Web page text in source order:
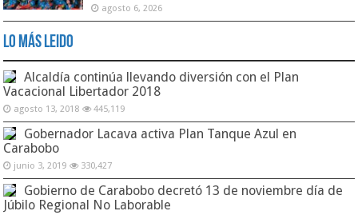
agosto 6, 2026
Lo Más Leido
Alcaldía continúa llevando diversión con el Plan
Vacacional Libertador 2018
agosto 13, 2018 445,119
Gobernador Lacava activa Plan Tanque Azul en
Carabobo
junio 3, 2019 330,427
Gobierno de Carabobo decretó 13 de noviembre día de
Júbilo Regional No Laborable